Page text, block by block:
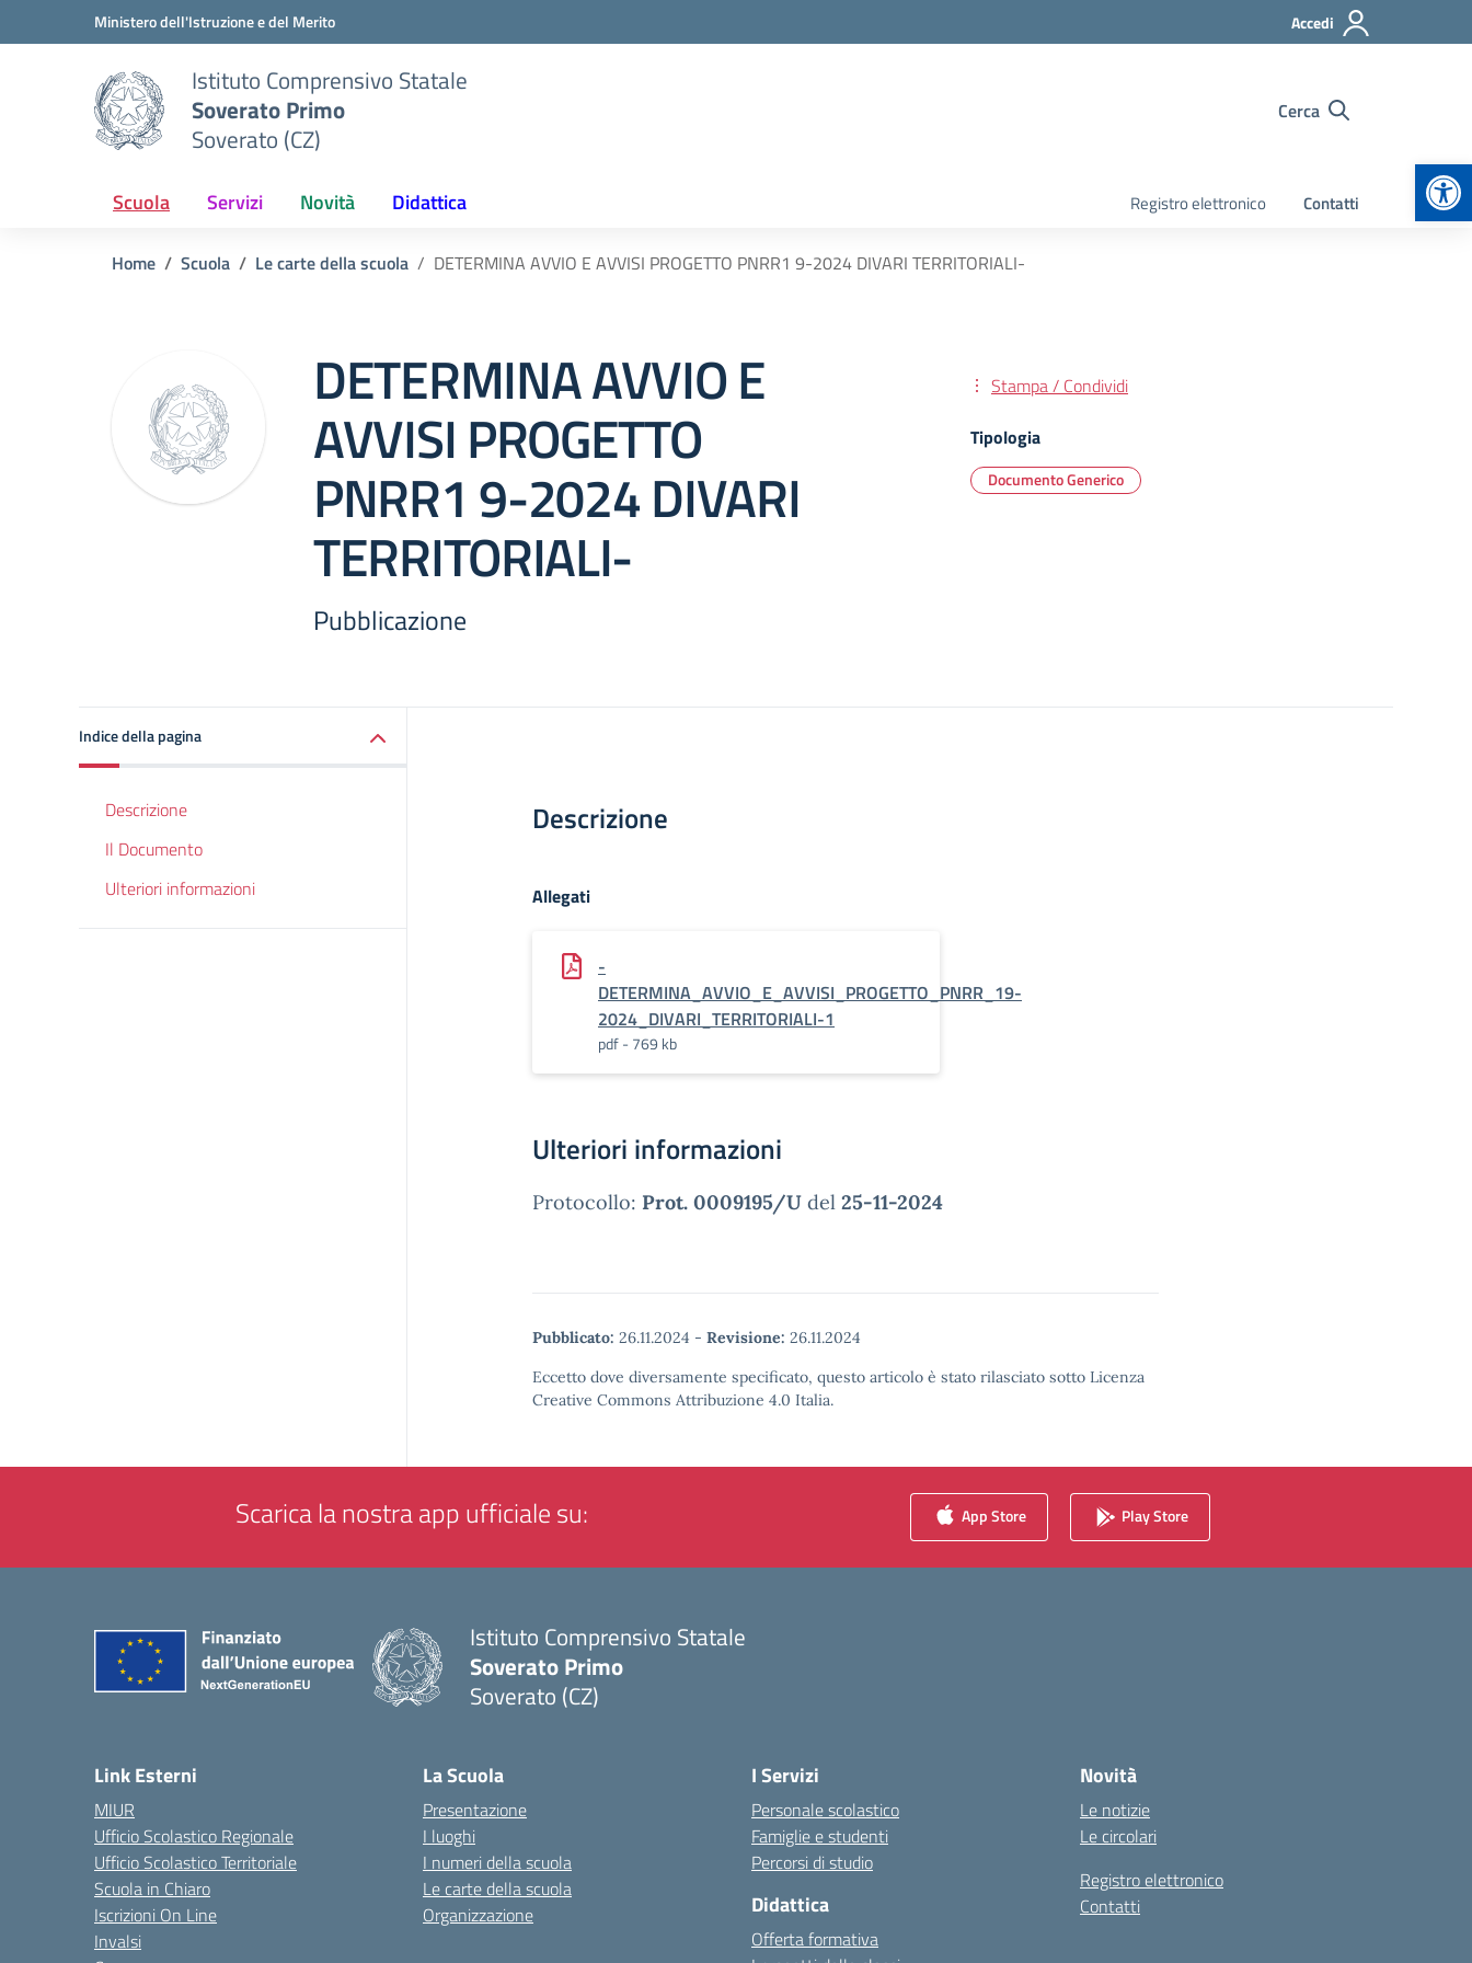
Vai ai contenuti
Vai al menu di navigazioneMinistero dell'Istruzione e del Merito Accedi
Istituto Comprensivo Statale
Soverato Primo
Soverato (CZ)
Cerca
Scuola Servizi Novità Didattica Registro elettronico Contatti
Home Scuola Le carte della scuola DETERMINA AVVIO E AVVISI PROGETTO PNRR1 9-2024 DIVARI TERRITORIALI-
DETERMINA AVVIO E
AVVISI PROGETTO
PNRR1 9-2024 DIVARI
TERRITORIALI-
Pubblicazione
Stampa / Condividi
Tipologia
Documento Generico
Indice della pagina
Descrizione
Il Documento
Ulteriori informazioni
Descrizione
Allegati
-
DETERMINA_AVVIO_E_AVVISI_PROGETTO_PNRR_19-
2024_DIVARI_TERRITORIALI-1
pdf - 769 kb
Ulteriori informazioni
Protocollo: Prot. 0009195/U del 25-11-2024
Pubblicato: 26.11.2024 - Revisione: 26.11.2024
Eccetto dove diversamente specificato, questo articolo è stato rilasciato sotto Licenza
Creative Commons Attribuzione 4.0 Italia.
Scarica la nostra app ufficiale su: App Store Play Store
Istituto Comprensivo Statale
Soverato Primo
Soverato (CZ)
Link Esterni
MIUR
Ufficio Scolastico Regionale
Ufficio Scolastico Territoriale
Scuola in Chiaro
Iscrizioni On Line
Invalsi
La Scuola
Presentazione
I luoghi
I numeri della scuola
Le carte della scuola
Organizzazione
I Servizi
Personale scolastico
Famiglie e studenti
Percorsi di studio
Didattica
Offerta formativa
Novità
Le notizie
Le circolari
Registro elettronico
Contatti